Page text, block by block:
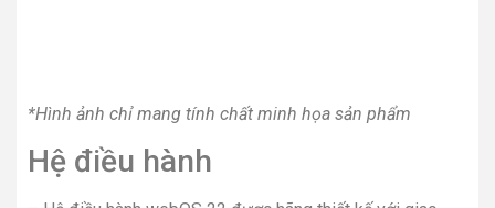
*Hình ảnh chỉ mang tính chất minh họa sản phẩm
Hệ điều hành